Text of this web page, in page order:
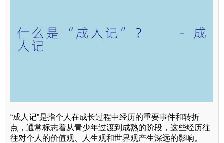
“成人记”是指个人在成长过程中经历的重要事件和转折
点，通常标志着从青少年过渡到成熟的阶段，这些经历往
往对个人的价值观、人生观和世界观产生深远的影响。